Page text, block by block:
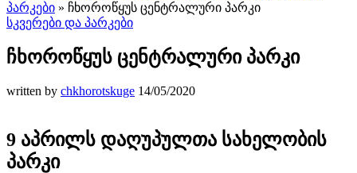
პარკები » ჩხოროწყუს ცენტრალური პარკი
სკვერები და პარკები
ჩხოროწყუს ცენტრალური პარკი
written by chkhorotskuge 14/05/2020
9 აპრილს დაღუპულთა სახელობის
პარკი